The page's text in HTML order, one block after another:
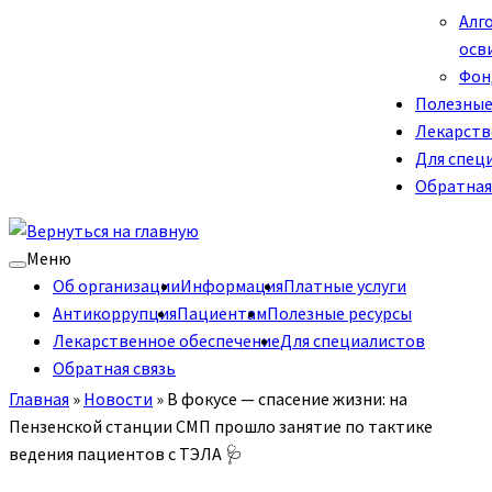
Для
Меню
Об организацииИнформацияПлатные услуги
АнтикоррупцияПациентамПолезные ресурсы
Лекарственное обеспечениеДля специалистов
Обратная связь
Главная » Новости » В фокусе — спасение жизни: на
Пензенской станции СМП прошло занятие по тактике
ведения пациентов с ТЭЛА 🩺